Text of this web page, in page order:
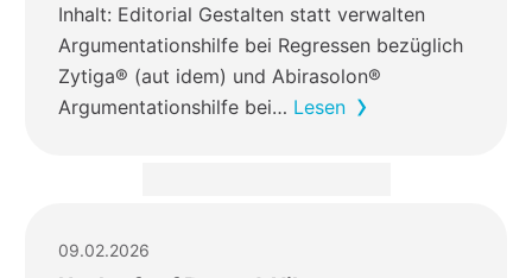
Inhalt: Editorial Gestalten statt verwalten
Argumentationshilfe bei Regressen bezüglich
Zytiga® (aut idem) und Abirasolon®
Argumentationshilfe bei… Lesen
09.02.2026